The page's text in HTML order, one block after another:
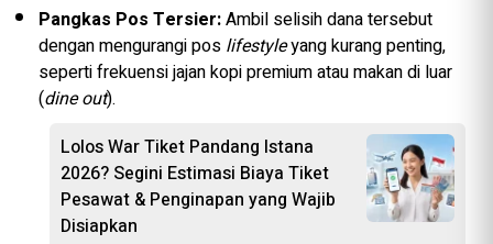
Pangkas Pos Tersier:Ambil selisih dana tersebut
dengan mengurangi pos lifestyleyang kurang penting,
seperti frekuensi jajan kopi premium atau makan di luar
(dine out).
Lolos War Tiket Pandang Istana
2026? Segini Estimasi Biaya Tiket
Pesawat & Penginapan yang Wajib
Disiapkan